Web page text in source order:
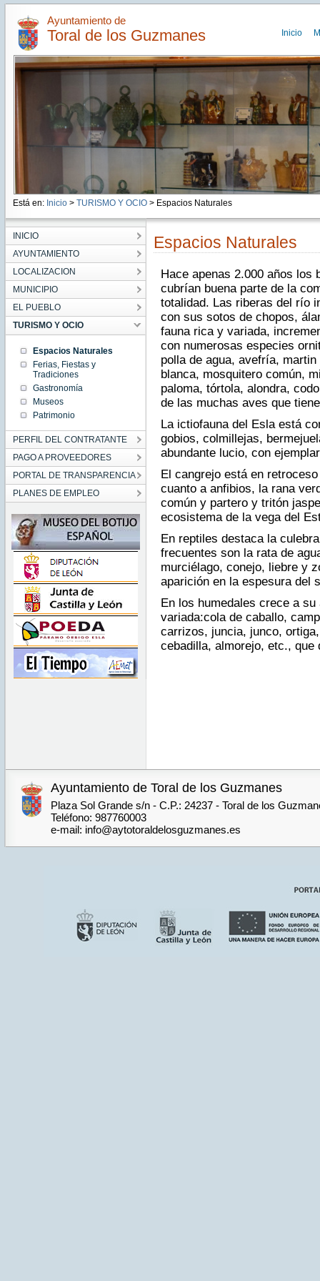
Ayuntamiento de
Toral de los Guzmanes Inicio
Está en: Inicio > TURISMO Y OCIO> Espacios Naturales
INICIO
AYUNTAMIENTO
LOCALIZACION
MUNICIPIO
EL PUEBLO
TURISMO Y OCIO
Espacios Naturales
Ferias, Fiestas y
Tradiciones
Gastronomía
Museos
Patrimonio
PERFIL DEL CONTRATANTE
PAGO A PROVEEDORES
PORTAL DE TRANSPARENCIA
PLANES DE EMPLEO
Espacios Naturales
Hace apenas 2.000 años los
cubrían buena parte de la
totalidad. Las riberas del río
con sus sotos de chopos,
fauna rica y variada,
con numerosas especies
polla de agua, avefría,
blanca, mosquitero común,
paloma, tórtola, alondra,
de las muchas aves que
La ictiofauna del Esla está
gobios, colmillejas,
abundante lucio, con
El cangrejo está en
cuanto a anfibios, la rana
común y partero y tritón
ecosistema de la vega del
En reptiles destaca la
frecuentes son la rata de
murciélago, conejo, liebre y
aparición en la espesura del
En los humedales crece a
variada:cola de caballo,
carrizos, juncia, junco,
cebadilla, almorejo, etc.,
Ayuntamiento de Toral de los Guzmanes
Plaza Sol Grande s/n - C.P.: 24237 - Toral de los
Teléfono: 987760003
e-mail: info@aytotoraldelosguzmanes.es